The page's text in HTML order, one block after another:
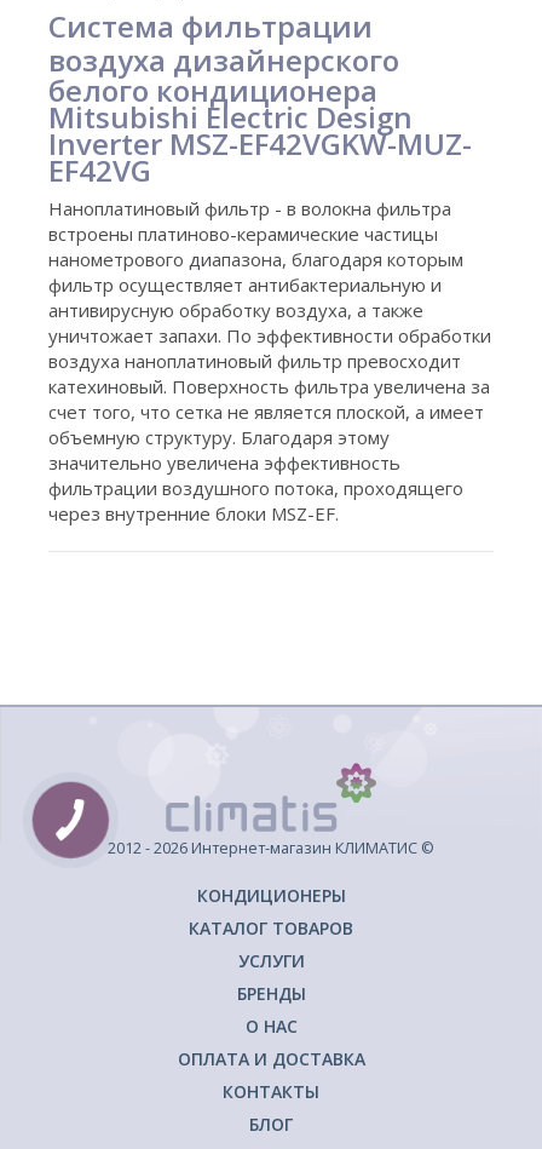
Система фильтрации
воздуха дизайнерского
белого кондиционера
Mitsubishi Electric Design
Inverter MSZ-EF42VGKW-MUZ-
EF42VG
Наноплатиновый фильтр - в волокна фильтра
встроены платиново-керамические частицы
нанометрового диапазона, благодаря которым
фильтр осуществляет антибактериальную и
антивирусную обработку воздуха, а также
уничтожает запахи. По эффективности обработки
воздуха наноплатиновый фильтр превосходит
катехиновый. Поверхность фильтра увеличена за
счет того, что сетка не является плоской, а имеет
объемную структуру. Благодаря этому
значительно увеличена эффективность
фильтрации воздушного потока, проходящего
через внутренние блоки MSZ-EF.
2012 - 2026 Интернет-магазин КЛИМАТИС ©
КОНДИЦИОНЕРЫ
КАТАЛОГ ТОВАРОВ
УСЛУГИ
БРЕНДЫ
О НАС
ОПЛАТА И ДОСТАВКА
КОНТАКТЫ
БЛОГ